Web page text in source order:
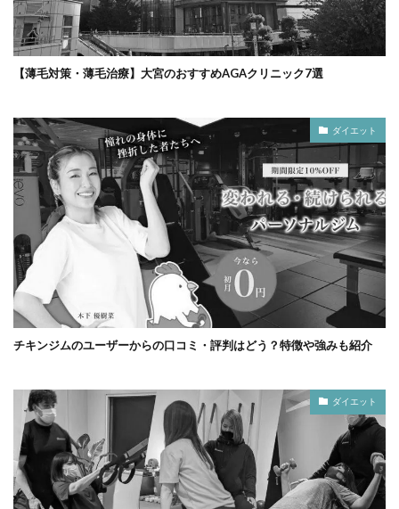
【薄毛対策・薄毛治療】大宮のおすすめAGAクリニック7選
ダイエット
チキンジムのユーザーからの口コミ・評判はどう？特徴や強みも紹介
ダイエット